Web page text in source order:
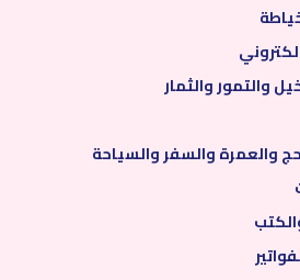
والتمور والثمار
والعمرة والسفر والسياحة